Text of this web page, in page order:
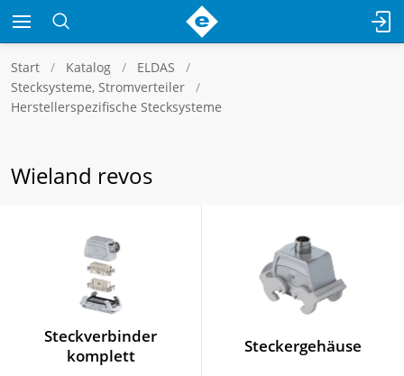
Start Katalog
ELDAS
Stecksysteme, Stromverteiler
Herstellerspezifische Stecksysteme
Wieland revos
Steckverbinder
komplett
Steckergehäuse